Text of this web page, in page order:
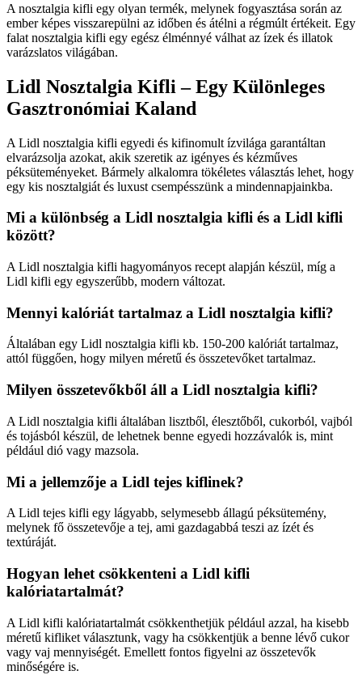
A nosztalgia kifli egy olyan termék, melynek fogyasztása során az
ember képes visszarepülni az időben és átélni a régmúlt értékeit. Egy
falat nosztalgia kifli egy egész élménnyé válhat az ízek és illatok
varázslatos világában.
Lidl Nosztalgia Kifli – Egy Különleges
Gasztronómiai Kaland
A Lidl nosztalgia kifli egyedi és kifinomult ízvilága garantáltan
elvarázsolja azokat, akik szeretik az igényes és kézműves
péksüteményeket. Bármely alkalomra tökéletes választás lehet, hogy
egy kis nosztalgiát és luxust csempésszünk a mindennapjainkba.
Mi a különbség a Lidl nosztalgia kifli és a Lidl kifli
között?
A Lidl nosztalgia kifli hagyományos recept alapján készül, míg a
Lidl kifli egy egyszerűbb, modern változat.
Mennyi kalóriát tartalmaz a Lidl nosztalgia kifli?
Általában egy Lidl nosztalgia kifli kb. 150-200 kalóriát tartalmaz,
attól függően, hogy milyen méretű és összetevőket tartalmaz.
Milyen összetevőkből áll a Lidl nosztalgia kifli?
A Lidl nosztalgia kifli általában lisztből, élesztőből, cukorból, vajból
és tojásból készül, de lehetnek benne egyedi hozzávalók is, mint
például dió vagy mazsola.
Mi a jellemzője a Lidl tejes kiflinek?
A Lidl tejes kifli egy lágyabb, selymesebb állagú péksütemény,
melynek fő összetevője a tej, ami gazdagabbá teszi az ízét és
textúráját.
Hogyan lehet csökkenteni a Lidl kifli
kalóriatartalmát?
A Lidl kifli kalóriatartalmát csökkenthetjük például azzal, ha kisebb
méretű kifliket választunk, vagy ha csökkentjük a benne lévő cukor
vagy vaj mennyiségét. Emellett fontos figyelni az összetevők
minőségére is.